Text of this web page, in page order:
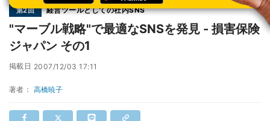
第2回 経営ツールとしての社内SNS
"マーブル戦略"で最適なSNSを発見 - 損害保険
ジャパン その1
掲載日 2007/12/03 17:11
著者： 高橋暁子